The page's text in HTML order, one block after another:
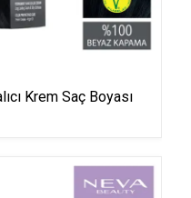
Krem Saç Boyası